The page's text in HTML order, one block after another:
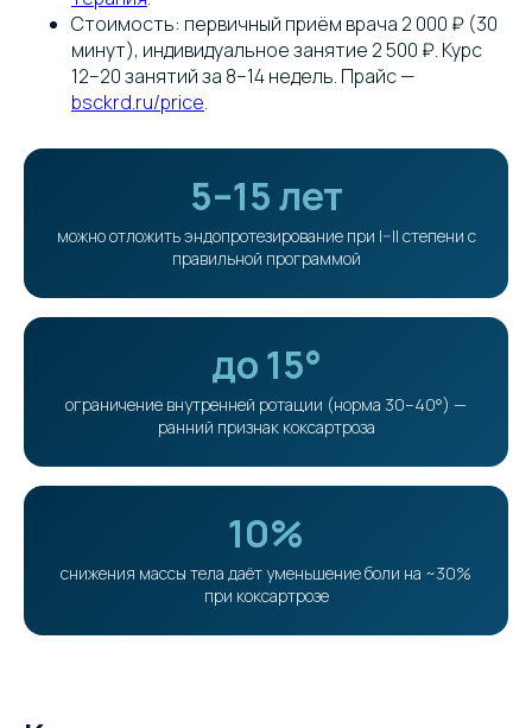
Стоимость: первичный приём врача 2 000 ₽ (30
минут), индивидуальное занятие 2 500 ₽. Курс
12–20 занятий за 8–14 недель. Прайс —
bsckrd.ru/price.
5–15 лет
можно отложить эндопротезирование при I–II степени с
правильной программой
до 15°
ограничение внутренней ротации (норма 30–40°) —
ранний признак коксартроза
10%
снижения массы тела даёт уменьшение боли на ~30%
при коксартрозе